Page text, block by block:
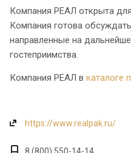
Компания РЕАЛ открыта
Компания готова
направленные на
гостеприимства.
Компания РЕАЛ в каталоге
https://www.realpak.ru/